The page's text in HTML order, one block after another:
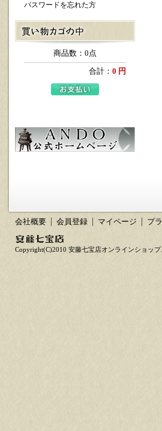
パスワードを忘れた方
商品数：0点
合計： 0 円
会社概要 会員登録 マイページ プ
Copyright(C)2010 安藤七宝店オンラインショップ.